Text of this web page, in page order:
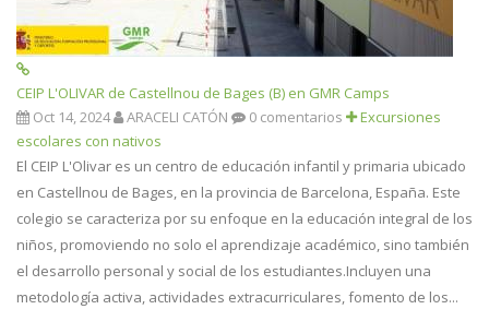
CEIP L'OLIVAR de Castellnou de Bages (B) en GMR Camps
Oct 14, 2024
ARACELI CATÓN 0 comentarios
Excursiones
escolares con nativos
El CEIP L'Olivar es un centro de educación infantil y primaria ubicado
en Castellnou de Bages, en la provincia de Barcelona, España. Este
colegio se caracteriza por su enfoque en la educación integral de los
niños, promoviendo no solo el aprendizaje académico, sino también
el desarrollo personal y social de los estudiantes.Incluyen una
metodología activa, actividades extracurriculares, fomento de los...